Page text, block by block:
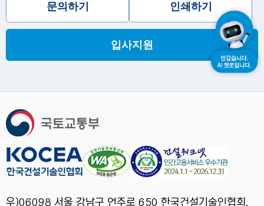
입사지원
문의하기 인쇄하기
우)06098 서울 강남구 언주로 650 한국건설기술인협회,